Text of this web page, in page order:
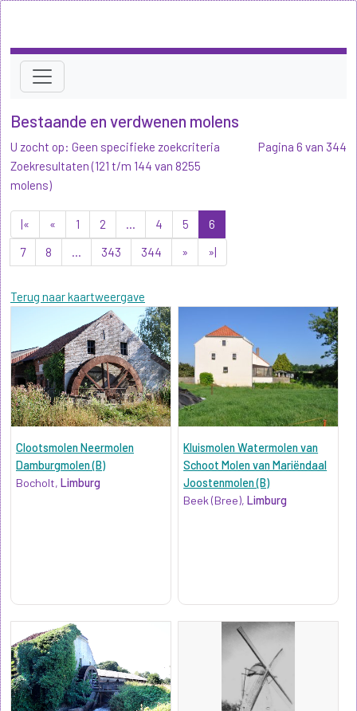
Bestaande en verdwenen molens
U zocht op: Geen specifieke zoekcriteria
Zoekresultaten (121 t/m 144 van 8255
molens)
|« « 1 2 ... 4 5
6
7
8 ... 343 344 » »|
Terug naar kaartweergave
Pagina 6 van 344
Clootsmolen Neermolen
Damburgmolen (B)
Bocholt, Limburg
Kluismolen Watermolen van
Schoot Molen van Mariëndaal
Joostenmolen (B)
Beek (Bree),Limburg